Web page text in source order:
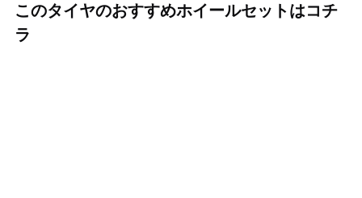
このタイヤのおすすめホイールセットはコチ
ラ